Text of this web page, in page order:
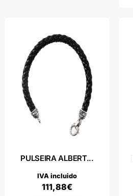
PULSEIRA ALBERT...
111,88€
IVA incluido